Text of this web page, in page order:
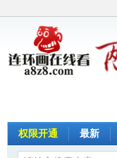
权限开通 最新